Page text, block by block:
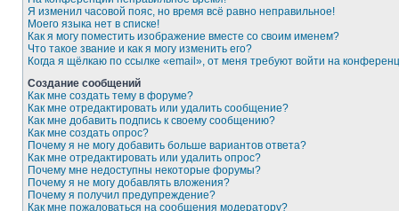
Я изменил часовой пояс, но время всё равно неправильное!
Моего языка нет в списке!
Как я могу поместить изображение вместе со своим именем?
Что такое звание и как я могу изменить его?
Когда я щёлкаю по ссылке «email», от меня требуют войти на
Создание сообщений
Как мне создать тему в форуме?
Как мне отредактировать или удалить сообщение?
Как мне добавить подпись к своему сообщению?
Как мне создать опрос?
Почему я не могу добавить больше вариантов ответа?
Как мне отредактировать или удалить опрос?
Почему мне недоступны некоторые форумы?
Почему я не могу добавлять вложения?
Почему я получил предупреждение?
Как мне пожаловаться на сообщения модератору?